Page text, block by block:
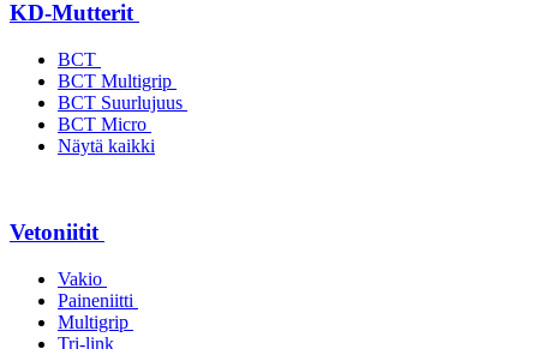
KD-Mutterit
BCT
BCT Multigrip
BCT Suurlujuus
BCT Micro
Näytä kaikki
Vetoniitit
Vakio
Paineniitti
Multigrip
Tri-link